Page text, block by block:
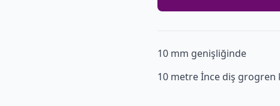
10 mm genişliğinde
10 metre İnce diş grogren